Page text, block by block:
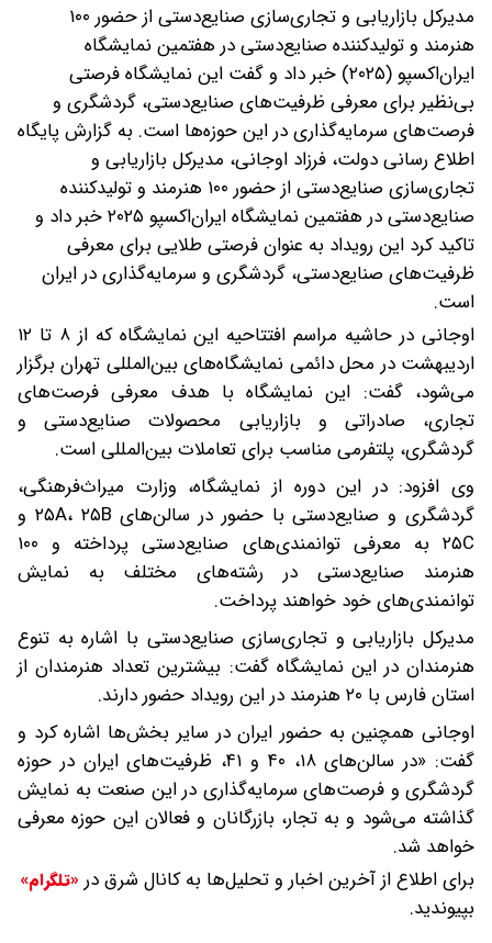
مدیرکل بازاریابی و تجاری‌سازی صنایع‌دستی از حضور ۱۰۰
هنرمند و تولیدکننده صنایع‌دستی در هفتمین نمایشگاه
ایران‌اکسپو (۲۰۲۵) خبر داد و گفت این نمایشگاه فرصتی
بی‌نظیر برای معرفی ظرفیت‌های صنایع‌دستی، گردشگری و
فرصت‌های سرمایه‌گذاری در این حوزه‌ها است. به گزارش پایگاه
اطلاع رسانی دولت، فرزاد اوجانی، مدیرکل بازاریابی و
تجاری‌سازی صنایع‌دستی از حضور ۱۰۰ هنرمند و تولیدکننده
صنایع‌دستی در هفتمین نمایشگاه ایران‌اکسپو ۲۰۲۵ خبر داد و
تاکید کرد این رویداد به عنوان فرصتی طلایی برای معرفی
ظرفیت‌های صنایع‌دستی، گردشگری و سرمایه‌گذاری در ایران
است.
اوجانی در حاشیه مراسم افتتاحیه این نمایشگاه که از ۸ تا ۱۲
اردیبهشت در محل دائمی نمایشگاه‌های بین‌المللی تهران برگزار
می‌شود، گفت: این نمایشگاه با هدف معرفی فرصت‌های
تجاری، صادراتی و بازاریابی محصولات صنایع‌دستی و
گردشگری، پلتفرمی مناسب برای تعاملات بین‌المللی است.
وی افزود: در این دوره از نمایشگاه، وزارت میراث‌فرهنگی،
گردشگری و صنایع‌دستی با حضور در سالن‌های ۲۵A، ۲۵B و
۲۵C به معرفی توانمندی‌های صنایع‌دستی پرداخته و ۱۰۰
هنرمند صنایع‌دستی در رشته‌های مختلف به نمایش
توانمندی‌های خود خواهند پرداخت.
مدیرکل بازاریابی و تجاری‌سازی صنایع‌دستی با اشاره به تنوع
هنرمندان در این نمایشگاه گفت: بیشترین تعداد هنرمندان از
استان فارس با ۲۰ هنرمند در این رویداد حضور دارند.
اوجانی همچنین به حضور ایران در سایر بخش‌ها اشاره کرد و
گفت: «در سالن‌های ۱۸، ۴۰ و ۴۱، ظرفیت‌های ایران در حوزه
گردشگری و فرصت‌های سرمایه‌گذاری در این صنعت به نمایش
گذاشته می‌شود و به تجار، بازرگانان و فعالان این حوزه معرفی
خواهد شد.
برای اطلاع از آخرین اخبار و تحلیل‌ها به کانال شرق در «تلگرام»
بپیوندید.